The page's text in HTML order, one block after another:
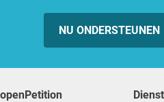
NU ONDERSTEUNEN
openPetition